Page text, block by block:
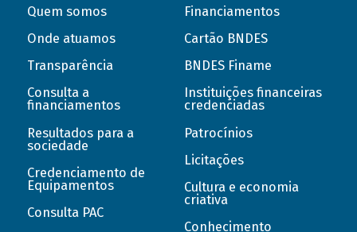
Quem somos
Onde atuamos
Transparência
Consulta a
financiamentos
Resultados para a
sociedade
Credenciamento de
Equipamentos
Consulta PAC
Financiamentos
Cartão BNDES
BNDES Finame
Instituições financeiras
credenciadas
Patrocínios
Licitações
Cultura e economia
criativa
Conhecimento